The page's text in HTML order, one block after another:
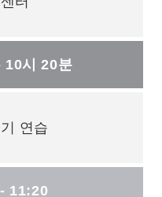
10시 20분
연습
11:20